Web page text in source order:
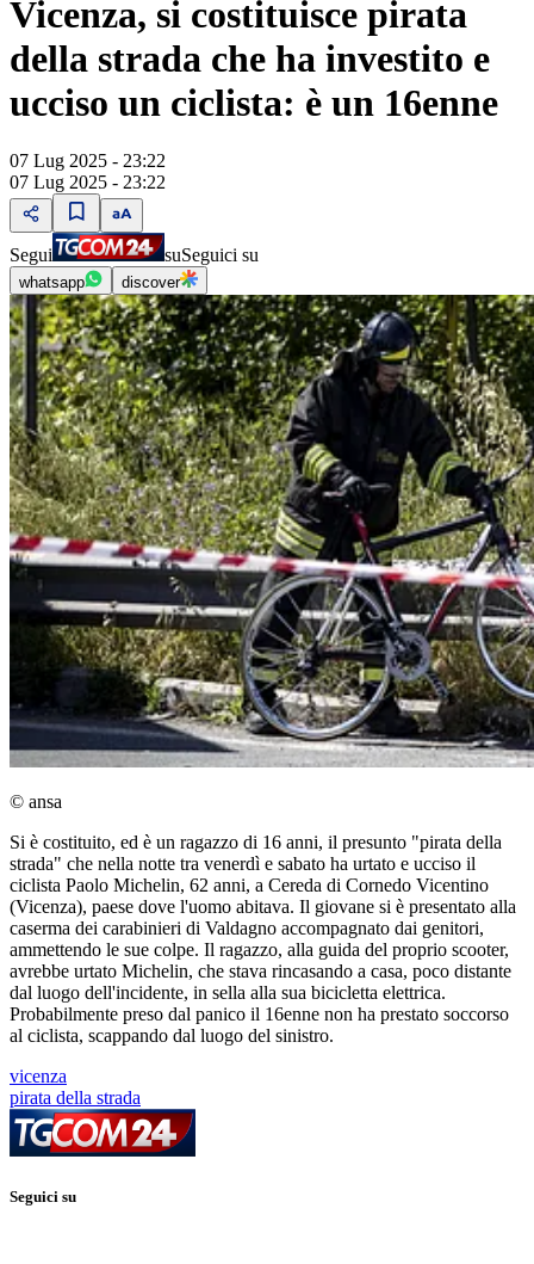
Vicenza, si costituisce pirata
della strada che ha investito e
ucciso un ciclista: è un 16enne
07 Lug 2025 - 23:22
07 Lug 2025 - 23:22
Segui suSeguici su
whatsapp discover
© ansa
Si è costituito, ed è un ragazzo di 16 anni, il presunto "pirata della
strada" che nella notte tra venerdì e sabato ha urtato e ucciso il
ciclista Paolo Michelin, 62 anni, a Cereda di Cornedo Vicentino
(Vicenza), paese dove l'uomo abitava. Il giovane si è presentato alla
caserma dei carabinieri di Valdagno accompagnato dai genitori,
ammettendo le sue colpe. Il ragazzo, alla guida del proprio scooter,
avrebbe urtato Michelin, che stava rincasando a casa, poco distante
dal luogo dell'incidente, in sella alla sua bicicletta elettrica.
Probabilmente preso dal panico il 16enne non ha prestato soccorso
al ciclista, scappando dal luogo del sinistro.
vicenza
pirata della strada
Seguici su